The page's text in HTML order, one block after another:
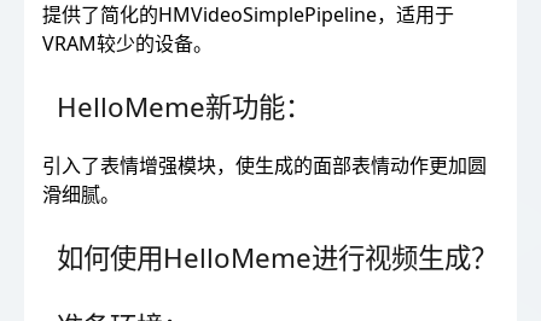
提供了简化的HMVideoSimplePipeline，适用于
VRAM较少的设备。
HelloMeme新功能：
引入了表情增强模块，使生成的面部表情动作更加圆
滑细腻。
如何使用HelloMeme进行视频生成？